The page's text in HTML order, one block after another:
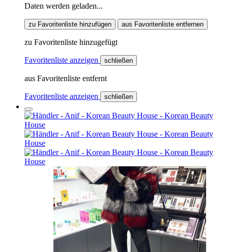
Daten werden geladen...
zu Favoritenliste hinzufügen aus Favoritenliste entfernen
zu Favoritenliste hinzugefügt
Favoritenliste anzeigen schließen
aus Favoritenliste entfernt
Favoritenliste anzeigen schließen